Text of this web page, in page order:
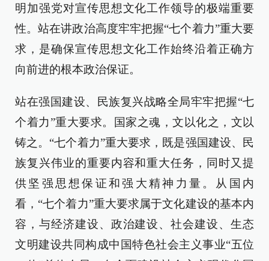
明加强党对宣传思想文化工作领导的极端重要
性。站在讲政治高度牢牢把握“七个着力”重大要
求，是确保宣传思想文化工作始终沿着正确方
向前进的根本政治保证。
站在强国建设、民族复兴战略全局牢牢把握“七
个着力”重大要求。国家之魂，文以化之，文以
铸之。“七个着力”重大要求，既是强国建设、民
族复兴伟业的重要内容和重大任务，同时又提
供坚强思想保证和强大精神力量。从国内
看，“七个着力”重大要求属于文化建设的基本内
容，与经济建设、政治建设、社会建设、生态
文明建设共同构成中国特色社会主义事业“五位